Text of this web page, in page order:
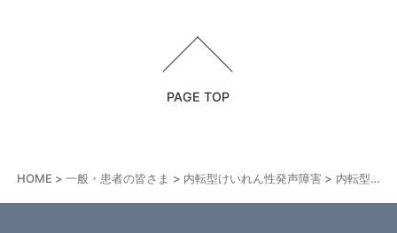
PAGE TOP
HOME 一般・患者の皆さま 内転型けいれん性発声障害 内転型けいれん性発声障害